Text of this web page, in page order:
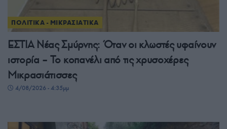
ΠΟΛΙΤΙΚΑ - ΜΙΚΡΑΣΙΑΤΙΚΑ
ΕΣΤΙΑ Νέας Σμύρνης: Όταν οι κλωστές υφαίνουν
ιστορία – Το κοπανέλι από τις χρυσοχέρες
Μικρασιάτισσες
4/08/2026 - 4:35μμ